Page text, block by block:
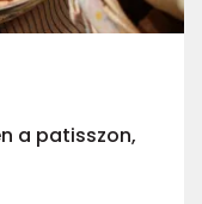
a patisszon,